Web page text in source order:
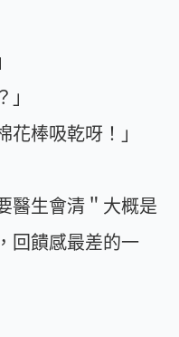
花棒吸乾呀！」
醫生會清＂大概是
回饋感最差的一